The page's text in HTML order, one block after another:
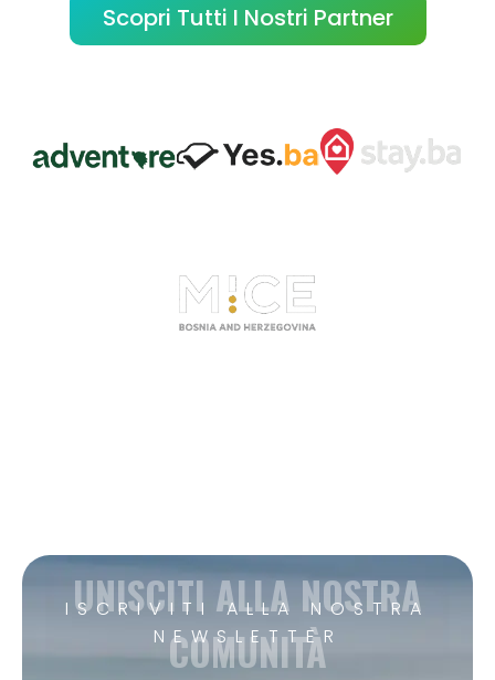
Scopri Tutti I Nostri Partner
ISCRIVITI ALLA NOSTRA
NEWSLETTER
UNISCITI ALLA NOSTRA
COMUNITÀ